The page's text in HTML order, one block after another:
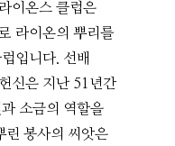
이온스 클럽은
라이온의 뿌리를
입니다. 선배
신은 지난 51년간
소금의 역할을
린 봉사의 씨앗은